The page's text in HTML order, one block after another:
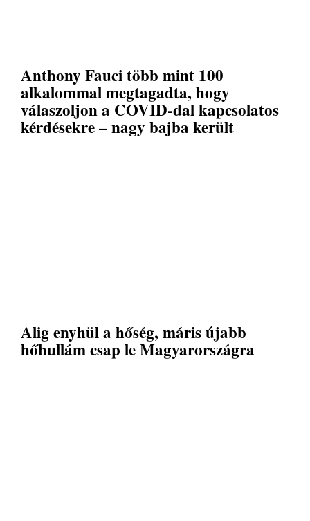
Anthony Fauci több mint 100
alkalommal megtagadta, hogy
válaszoljon a COVID-dal kapcsolatos
kérdésekre – nagy bajba került
Alig enyhül a hőség, máris újabb
hőhullám csap le Magyarországra